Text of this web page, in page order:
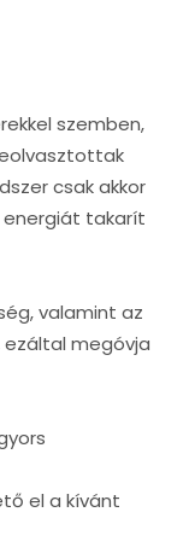
szemben,
csak akkor
energiát takarít
valamint az
ezáltal megóvja
el a kívánt